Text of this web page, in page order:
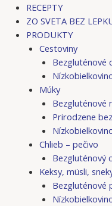
RECEPTY
ZO SVETA BEZ
PRODUKTY
Cestoviny
Bezgluténové
Múky
Bezgluténové
Prirodzene
Chlieb – pečivo
Bezgluténový
Keksy, müsli,
Bezgluténové